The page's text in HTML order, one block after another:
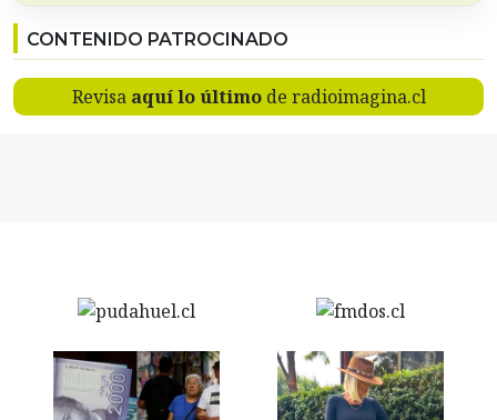
CONTENIDO PATROCINADO
Revisa aquí lo últimode radioimagina.cl